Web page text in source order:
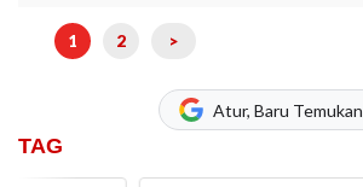
1 2 >
Atur, Baru Temukan
TAG